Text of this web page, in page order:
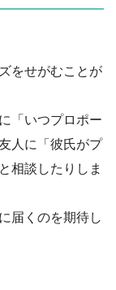
をせがむことが
「いつプロポー
人に「彼氏がプ
相談したりしま
届くのを期待し